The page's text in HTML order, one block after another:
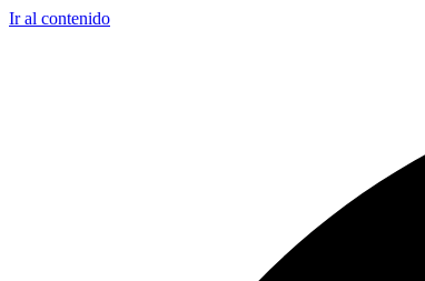
Ir al contenido